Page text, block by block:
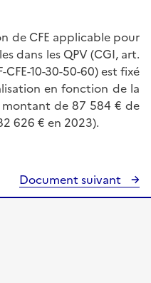
de CFE applicable pour
dans les QPV (CGI, art.
10-30-50-60) est fixé
en fonction de la
de 87 584 € de
626 € en 2023).
Document suivant